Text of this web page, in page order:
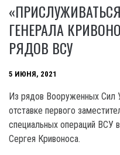
ГЕНЕРАЛА
РЯДОВ ВСУ
5 ИЮНЯ, 2021
Из рядов Вооруженных Сил
отставке первого
специальных операций ВСУ
Сергея Кривоноса.